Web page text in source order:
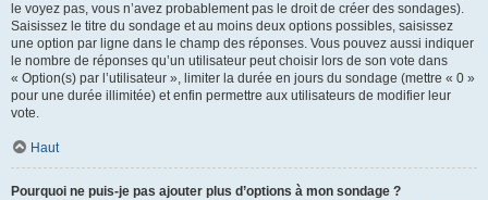
le voyez pas, vous n’avez probablement pas le droit de créer des sondages).
Saisissez le titre du sondage et au moins deux options possibles, saisissez
une option par ligne dans le champ des réponses. Vous pouvez aussi indiquer
le nombre de réponses qu’un utilisateur peut choisir lors de son vote dans
« Option(s) par l’utilisateur », limiter la durée en jours du sondage (mettre « 0 »
pour une durée illimitée) et enfin permettre aux utilisateurs de modifier leur
vote.
Haut
Pourquoi ne puis-je pas ajouter plus d’options à mon sondage ?